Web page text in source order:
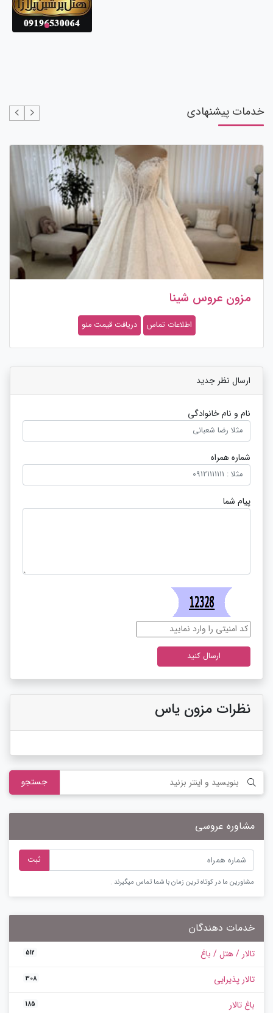
خدمات پیشنهادی
مزون عروس شینا
اطلاعات تماس دریافت قیمت منو
ارسال نظر جدید
نام و نام خانوادگی
شماره همراه
پیام شما
نظرات مزون یاس
جستجو
مشاوره عروسی
ثبت
مشاورین ما در کوتاه ترین زمان با شما تماس میگیرند .
خدمات دهندگان
تالار / هتل / باغ 512
تالار پذیرایی 308
باغ تالار 185